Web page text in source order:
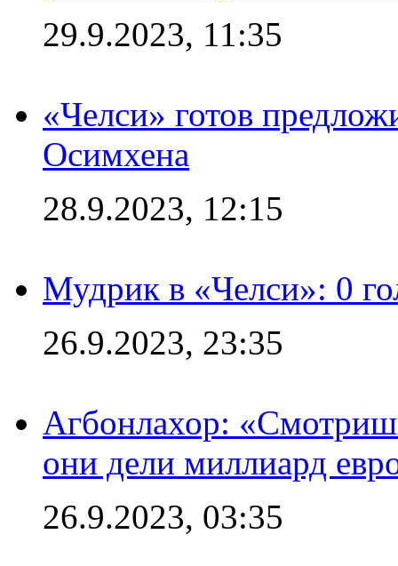
29.9.2023, 11:35
«Челси» готов
Осимхена
28.9.2023, 12:15
Мудрик в «Челси»: 0
26.9.2023, 23:35
Агбонлахор:
они дели миллиард
26.9.2023, 03:35